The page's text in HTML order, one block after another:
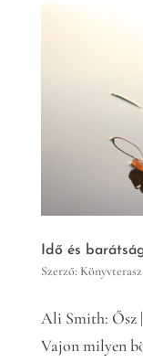
Idő és
Szerző: Könyvterasz
Ali Smith: Ősz
Vajon milyen